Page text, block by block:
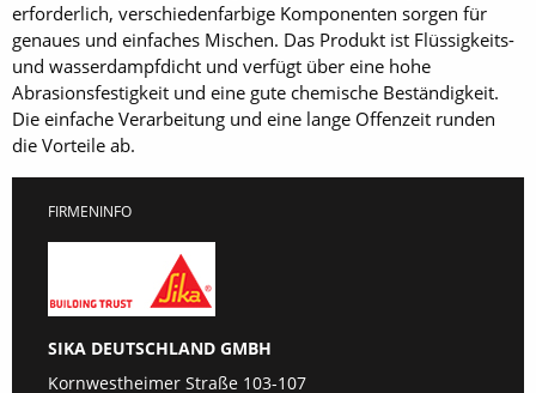
erforderlich, verschiedenfarbige Komponenten sorgen für
genaues und einfaches Mischen. Das Produkt ist Flüssigkeits-
und wasserdampfdicht und verfügt über eine hohe
Abrasionsfestigkeit und eine gute chemische Beständigkeit.
Die einfache Verarbeitung und eine lange Offenzeit runden
die Vorteile ab.
FIRMENINFO
SIKA DEUTSCHLAND GMBH
Kornwestheimer Straße 103-107